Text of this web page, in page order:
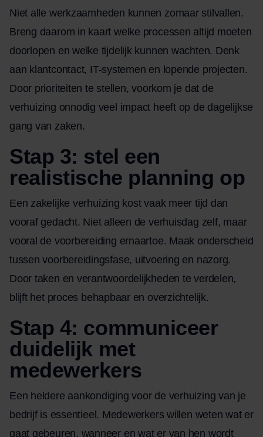
Niet alle werkzaamheden kunnen zomaar stilvallen.
Breng daarom in kaart welke processen altijd moeten
doorlopen en welke tijdelijk kunnen wachten. Denk
aan klantcontact, IT-systemen en lopende projecten.
Door prioriteiten te stellen, voorkom je dat de
verhuizing onnodig veel impact heeft op de dagelijkse
gang van zaken.
Stap 3: stel een
realistische planning op
Een zakelijke verhuizing kost vaak meer tijd dan
vooraf gedacht. Niet alleen de verhuisdag zelf, maar
vooral de voorbereiding ernaartoe. Maak onderscheid
tussen voorbereidingsfase, uitvoering en nazorg.
Door taken en verantwoordelijkheden te verdelen,
blijft het proces behapbaar en overzichtelijk.
Stap 4: communiceer
duidelijk met
medewerkers
Een heldere aankondiging voor de verhuizing van je
bedrijf is essentieel. Medewerkers willen weten wat er
gaat gebeuren, wanneer en wat er van hen wordt